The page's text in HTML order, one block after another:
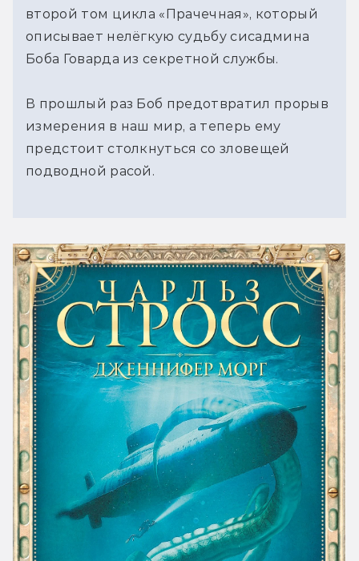
второй том цикла «Прачечная», который
описывает нелёгкую судьбу сисадмина
Боба Говарда из секретной службы.
В прошлый раз Боб предотвратил прорыв
измерения в наш мир, а теперь ему
предстоит столкнуться со зловещей
подводной расой.